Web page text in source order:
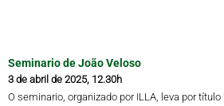
Seminario de João Veloso
3 de abril de 2025, 12.30h
O seminario, organizado por ILLA, leva por título